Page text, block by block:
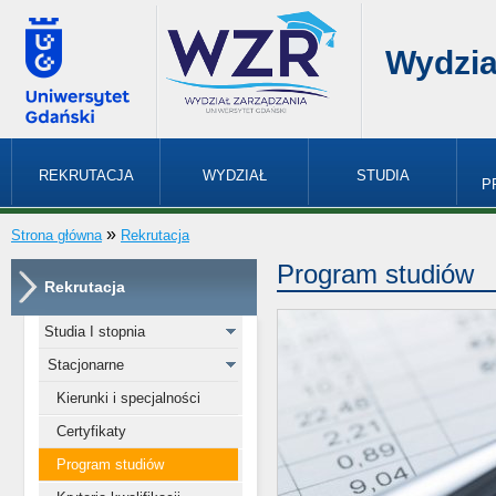
REKRUTACJA WYDZIAŁ STUDIA
Strona główna » Rekrutacja
Rekrutacja
Studia I stopnia
Stacjonarne
Kierunki i specjalności
Certyfikaty
Program studiów
Program studiów